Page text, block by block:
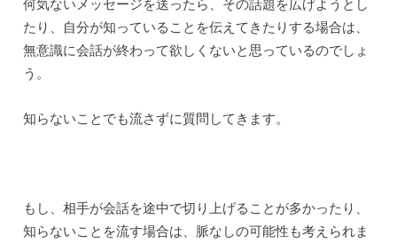
何気ないメッセージを送ったら、その話題を広げようとし
たり、自分が知っていることを伝えてきたりする場合は、
無意識に会話が終わって欲しくないと思っているのでしょ
う。
知らないことでも流さずに質問してきます。
もし、相手が会話を途中で切り上げることが多かったり、
知らないことを流す場合は、脈なしの可能性も考えられま